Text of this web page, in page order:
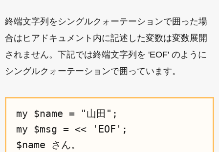
終端文字列をシングルクォーテーションで囲った場
合はヒアドキュメント内に記述した変数は変数展開
されません。下記では終端文字列を 'EOF' のように
シングルクォーテーションで囲っています。
my $name = "山田";
my $msg = << 'EOF';
$name さん。